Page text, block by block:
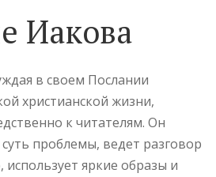
Иакова
в своем Послании
христианской жизни,
к читателям. Он
суть проблемы, ведет разговор
яркие образы и